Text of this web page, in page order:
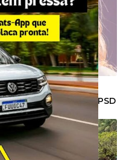
Cardoso tem
homologada pelo PSD